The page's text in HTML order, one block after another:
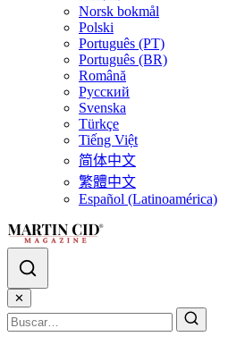
Norsk bokmål
Polski
Português (PT)
Português (BR)
Română
Русский
Svenska
Türkçe
Tiếng Việt
简体中文
繁體中文
Español (Latinoamérica)
✕